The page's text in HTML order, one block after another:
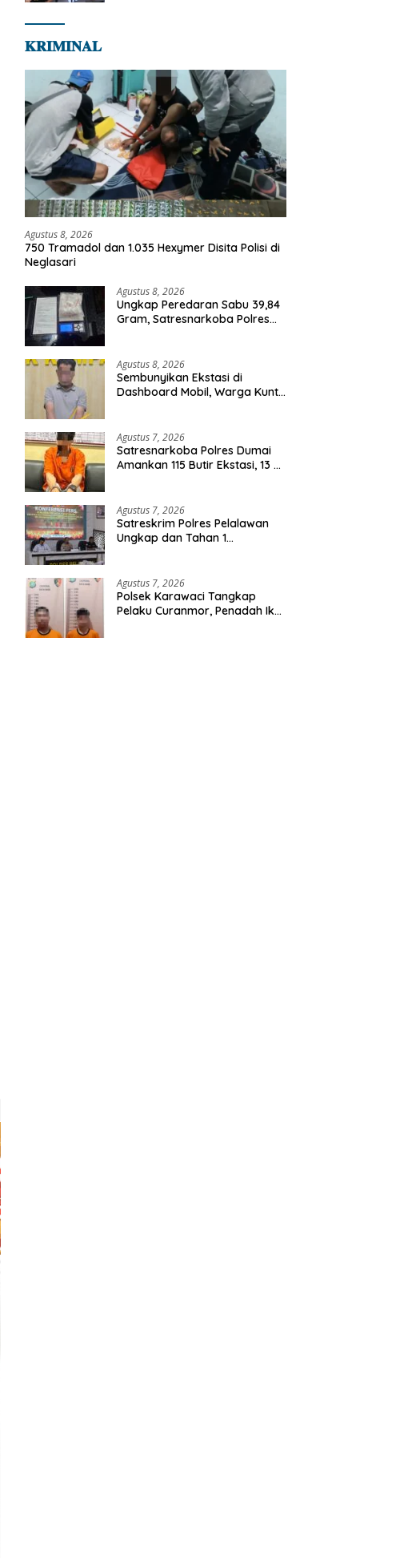
𝐊𝐑𝐈𝐌𝐈𝐍𝐀𝐋
Agustus 8, 2026
750 Tramadol dan 1.035 Hexymer Disita Polisi di
Neglasari
Agustus 8, 2026
Ungkap Peredaran Sabu 39,84
Gram, Satresnarkoba Polres
Agustus 8, 2026
Sembunyikan Ekstasi di
Dashboard Mobil, Warga Kuntu
Agustus 7, 2026
Satresnarkoba Polres Dumai
Amankan 115 Butir Ekstasi, 13 Pil
Agustus 7, 2026
Satreskrim Polres Pelalawan
Ungkap dan Tahan 1
Agustus 7, 2026
Polsek Karawaci Tangkap
Pelaku Curanmor, Penadah Ikut